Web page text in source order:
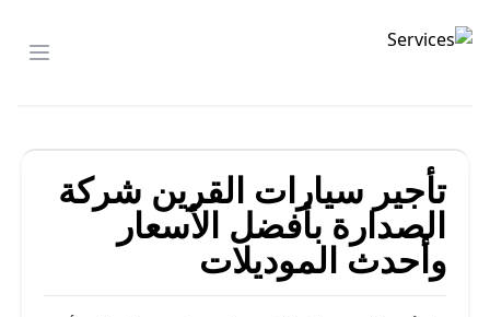
شركة الصدارة
تأجير سيارات القرين شركة
الصدارة بأفضل الأسعار
وأحدث الموديلات